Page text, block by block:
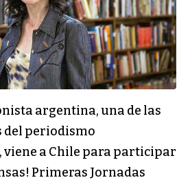
argentina, una de las
del periodismo
a Chile para participar
Primeras Jornadas